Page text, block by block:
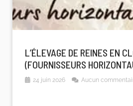
L’ÉLEVAGE DE REINES EN
(FOURNISSEURS
24 juin 2026 Aucun